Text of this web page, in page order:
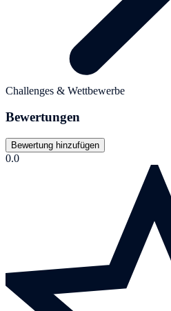
Challenges & Wettbewerbe
Bewertungen
Bewertung hinzufügen
0.0